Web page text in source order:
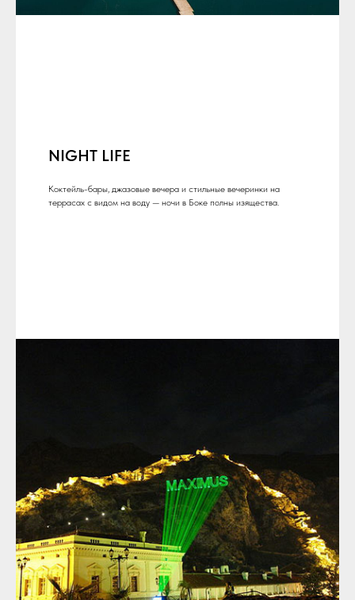
NIGHT LIFE
Коктейль-бары, джазовые вечера и стильные вечеринки на
террасах с видом на воду — ночи в Боке полны изящества.